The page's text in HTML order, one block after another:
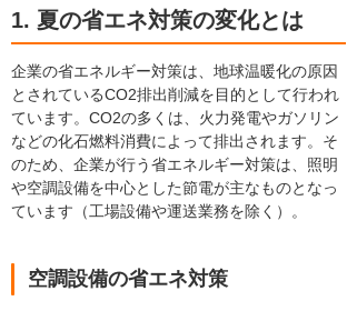
1. 夏の省エネ対策の変化とは
企業の省エネルギー対策は、地球温暖化の原因
とされているCO2排出削減を目的として行われ
ています。CO2の多くは、火力発電やガソリン
などの化石燃料消費によって排出されます。そ
のため、企業が行う省エネルギー対策は、照明
や空調設備を中心とした節電が主なものとなっ
ています（工場設備や運送業務を除く）。
空調設備の省エネ対策